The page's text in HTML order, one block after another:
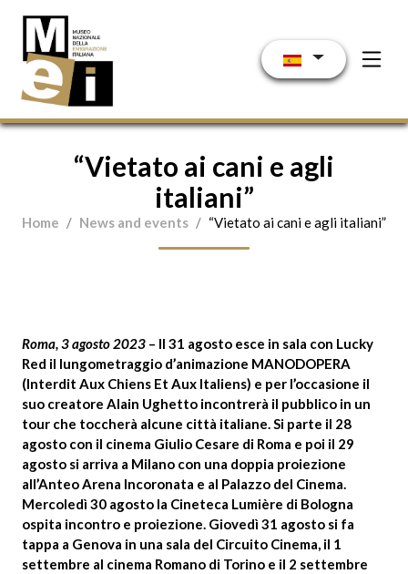
“Vietato ai cani e agli
italiani”
Home News and events “Vietato ai cani e agli italiani”
Roma, 3 agosto 2023 – Il 31 agosto esce in sala con Lucky
Red il lungometraggio d’animazione MANODOPERA
(Interdit Aux Chiens Et Aux Italiens) e per l’occasione il
suo creatore Alain Ughetto incontrerà il pubblico in un
tour che toccherà alcune città italiane. Si parte il 28
agosto con il cinema Giulio Cesare di Roma e poi il 29
agosto si arriva a Milano con una doppia proiezione
all’Anteo Arena Incoronata e al Palazzo del Cinema.
Mercoledì 30 agosto la Cineteca Lumière di Bologna
ospita incontro e proiezione. Giovedì 31 agosto si fa
tappa a Genova in una sala del Circuito Cinema, il 1
settembre al cinema Romano di Torino e il 2 settembre